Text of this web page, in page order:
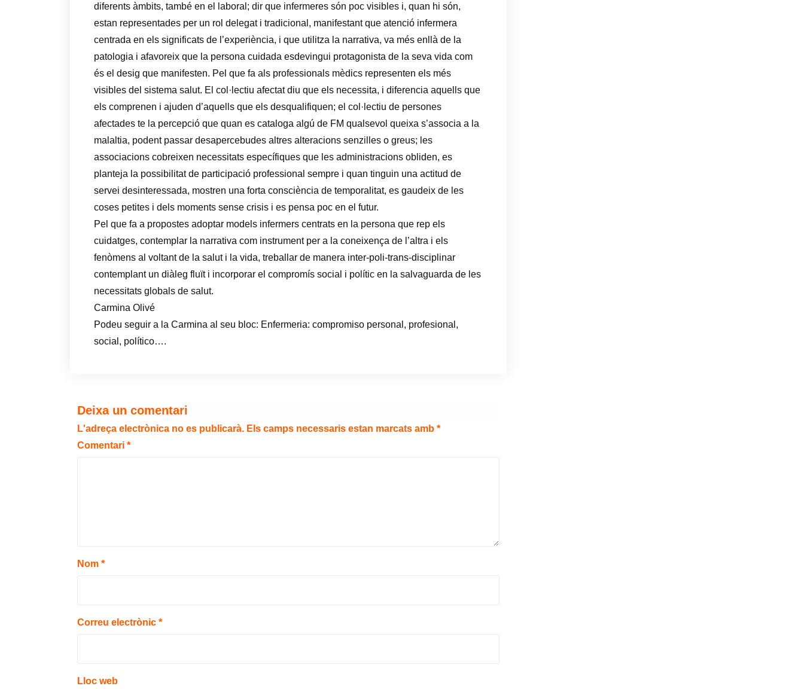
diferents àmbits, també en el laboral; dir que infermeres són poc visibles i, quan hi són,
estan representades per un rol delegat i tradicional, manifestant que atenció infermera
centrada en els significats de l’experiència, i que utilitza la narrativa, va més enllà de la
patologia i afavoreix que la persona cuidada esdevingui protagonista de la seva vida com
és el desig que manifesten. Pel que fa als professionals mèdics representen els més
visibles del sistema salut. El col·lectiu afectat diu que els necessita, i diferencia aquells que
els comprenen i ajuden d’aquells que els desqualifiquen; el col·lectiu de persones
afectades te la percepció que quan es cataloga algú de FM qualsevol queixa s’associa a la
malaltia, podent passar desapercebudes altres alteracions senzilles o greus; les
associacions cobreixen necessitats específiques que les administracions obliden, es
planteja la possibilitat de participació professional sempre i quan tinguin una actitud de
servei desinteressada, mostren una forta consciència de temporalitat, es gaudeix de les
coses petites i dels moments sense crisis i es pensa poc en el futur.
Pel que fa a propostes adoptar models infermers centrats en la persona que rep els
cuidatges, contemplar la narrativa com instrument per a la coneixença de l’altra i els
fenòmens al voltant de la salut i la vida, treballar de manera inter-poli-trans-disciplinar
contemplant un diàleg fluït i incorporar el compromís social i polític en la salvaguarda de les
necessitats globals de salut.
Carmina Olivé
Podeu seguir a la Carmina al seu bloc: Enfermeria: compromiso personal, profesional,
social, político….
Deixa un comentari
L'adreça electrònica no es publicarà. Els camps necessaris estan marcats amb *
Comentari *
Nom *
Correu electrònic *
Lloc web